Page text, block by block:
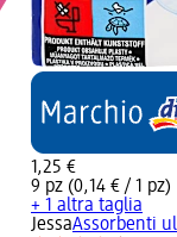
1,25 €
9 pz (0,14 € / 1 pz)
+ 1 altra taglia
JessaAssorbenti